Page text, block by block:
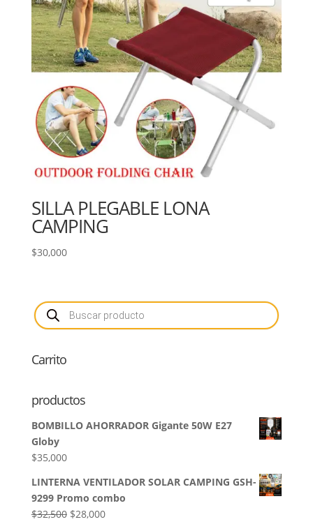
SILLA PLEGABLE LONA
CAMPING
$30,000
Búsqueda
de
productos
Carrito
productos
BOMBILLO AHORRADOR Gigante 50W E27
Globy
$35,000
LINTERNA VENTILADOR SOLAR CAMPING GSH-
9299 Promo combo
$32,500 El
$28,000El